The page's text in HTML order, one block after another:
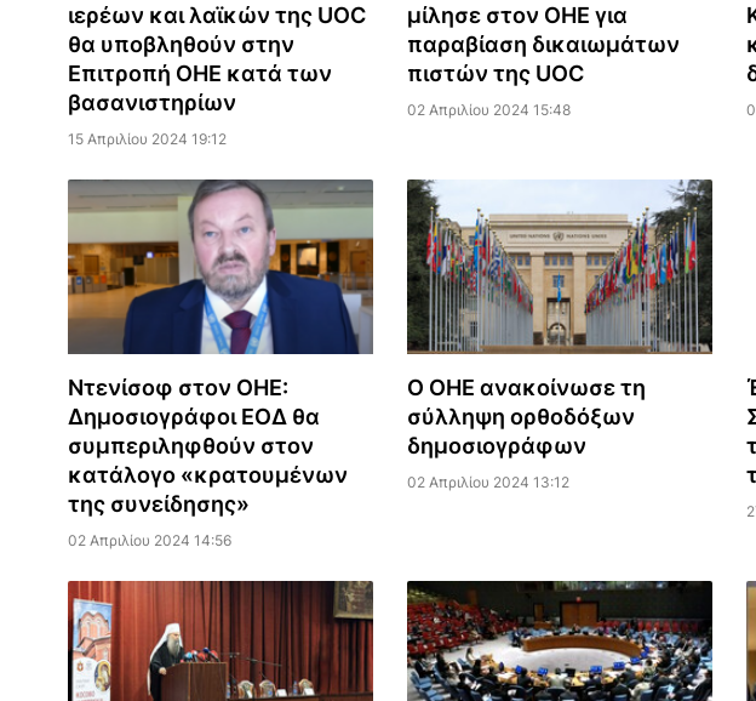
ιερέων και λαϊκών της UOC
θα υποβληθούν στην
Επιτροπή ΟΗΕ κατά των
βασανιστηρίων
15 Απριλίου 2024 19:12
μίλησε στον ΟΗΕ για
παραβίαση δικαιωμάτων
πιστών της UOC
02 Απριλίου 2024 15:48
Ντενίσοφ στον ΟΗΕ:
Δημοσιογράφοι ΕΟΔ θα
συμπεριληφθούν στον
κατάλογο «κρατουμένων
της συνείδησης»
02 Απριλίου 2024 14:56
Ο ΟΗΕ ανακοίνωσε τη
σύλληψη ορθοδόξων
δημοσιογράφων
02 Απριλίου 2024 13:12